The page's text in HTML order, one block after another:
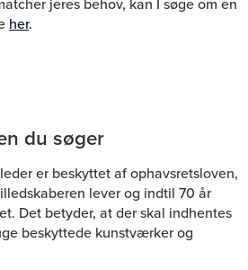
jeres behov, kan I søge om en
her.
du søger
er beskyttet af ophavsretsloven,
lever og indtil 70 år
Det betyder, at der skal indhentes
beskyttede kunstværker og